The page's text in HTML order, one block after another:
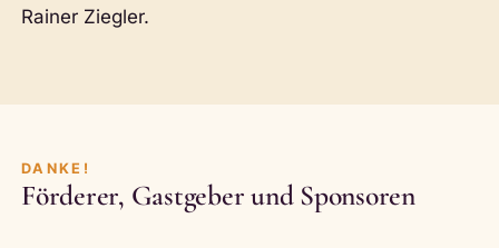
Rainer Ziegler.
DANKE!
Förderer, Gastgeber und Sponsoren